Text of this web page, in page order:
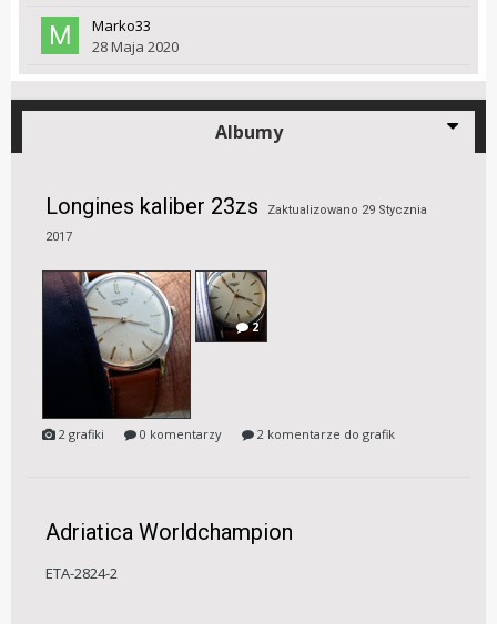
Marko33
28 Maja 2020
Albumy
Longines kaliber 23zs Zaktualizowano 29 Stycznia
2017
2
2 grafiki 0 komentarzy 2 komentarze do grafik
Adriatica Worldchampion
ETA-2824-2